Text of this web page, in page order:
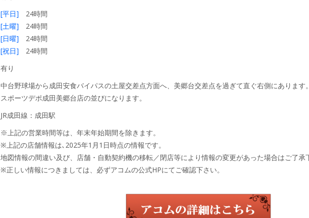
[平日] 24時間
[土曜] 24時間
[日曜] 24時間
[祝日] 24時間
有り
中台野球場から成田安食バイパスの土屋交差点方面へ、美郷台交差点を過ぎて直ぐ右側にあります。
スポーツデポ成田美郷台店の並びになります。
JR成田線：成田駅
※上記の営業時間等は、年末年始期間を除きます。
※上記の店舗情報は､2025年1月1日時点の情報です。
地図情報の間違い及び、店舗・自動契約機の移転／閉店等により情報の変更があった場合はご了承
※正しい情報につきましては、必ずアコムの公式HPにてご確認下さい。